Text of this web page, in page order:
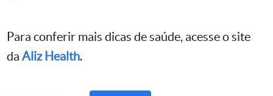
Para conferir mais dicas de saúde, acesse o site
da Aliz Health.